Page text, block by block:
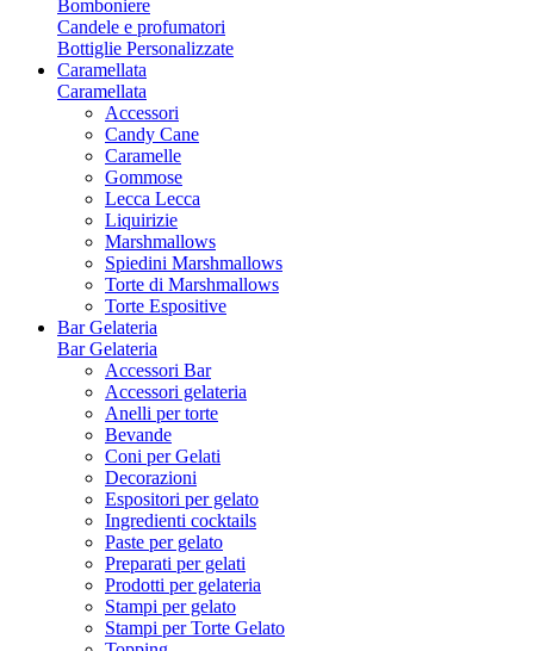
Bomboniere
Candele e profumatori
Bottiglie Personalizzate
Caramellata
Caramellata
Accessori
Candy Cane
Caramelle
Gommose
Lecca Lecca
Liquirizie
Marshmallows
Spiedini Marshmallows
Torte di Marshmallows
Torte Espositive
Bar Gelateria
Bar Gelateria
Accessori Bar
Accessori gelateria
Anelli per torte
Bevande
Coni per Gelati
Decorazioni
Espositori per gelato
Ingredienti cocktails
Paste per gelato
Preparati per gelati
Prodotti per gelateria
Stampi per gelato
Stampi per Torte Gelato